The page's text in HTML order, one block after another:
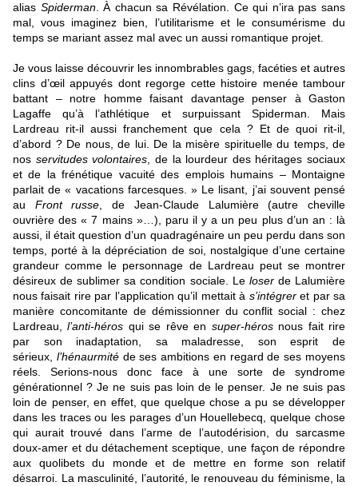
alias Spiderman. À chacun sa Révélation. Ce qui n’ira pas sans
mal, vous imaginez bien, l’utilitarisme et le consumérisme du
temps se mariant assez mal avec un aussi romantique projet.
Je vous laisse découvrir les innombrables gags, facéties et autres
clins d’œil appuyés dont regorge cette histoire menée tambour
battant – notre homme faisant davantage penser à Gaston
Lagaffe qu’à l’athlétique et surpuissant Spiderman. Mais
Lardreau rit-il aussi franchement que cela ? Et de quoi rit-il,
d’abord ? De nous, de lui. De la misère spirituelle du temps, de
nos servitudes volontaires , de la lourdeur des héritages sociaux
et de la frénétique vacuité des emplois humains – Montaigne
parlait de « vacations farcesques. » Le lisant, j’ai souvent pensé
au Front russe , de Jean-Claude Lalumière(autre cheville
ouvrière des « 7 mains »…), paru il y a un peu plus d’un an : là
aussi, il était question d’un quadragénaire un peu perdu dans son
temps, porté à la dépréciation de soi, nostalgique d’une certaine
grandeur comme le personnage de Lardreau peut se montrer
désireux de sublimer sa condition sociale. Le loserde Lalumière
nous faisait rire par l’application qu’il mettait à s’intégreret par sa
manière concomitante de démissionner du conflit social : chez
Lardreau,l’anti-héros qui se rêve en super-hérosnous fait rire
par son inadaptation, sa maladresse, son esprit de
sérieux, l’hénaurmitéde ses ambitions en regard de ses moyens
réels. Serions-nous donc face à une sorte de syndrome
générationnel ? Je ne suis pas loin de le penser. Je ne suis pas
loin de penser, en effet, que quelque chose a pu se développer
dans les traces ou les parages d’un Houellebecq, quelque chose
qui aurait trouvé dans l’arme de l’autodérision, du sarcasme
doux-amer et du détachement sceptique, une façon de répondre
aux quolibets du monde et de mettre en forme son relatif
désarroi. La masculinité, l’autorité, le renouveau du féminisme, la